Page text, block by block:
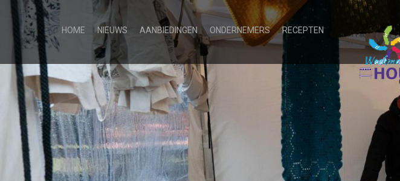
HOME NIEUWS AANBIEDINGEN ONDERNEMERS RECEPTEN